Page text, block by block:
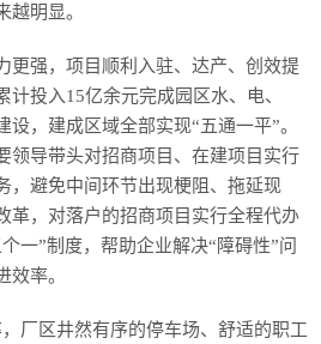
越明显。
更强，项目顺利入驻、达产、创效提
投入15亿余元完成园区水、电、
，建成区域全部实现“五通一平”。
领导带头对招商项目、在建项目实行
，避免中间环节出现梗阻、拖延现
革，对落户的招商项目实行全程代办
一”制度，帮助企业解决“障碍性”问
效率。
厂区井然有序的停车场、舒适的职工